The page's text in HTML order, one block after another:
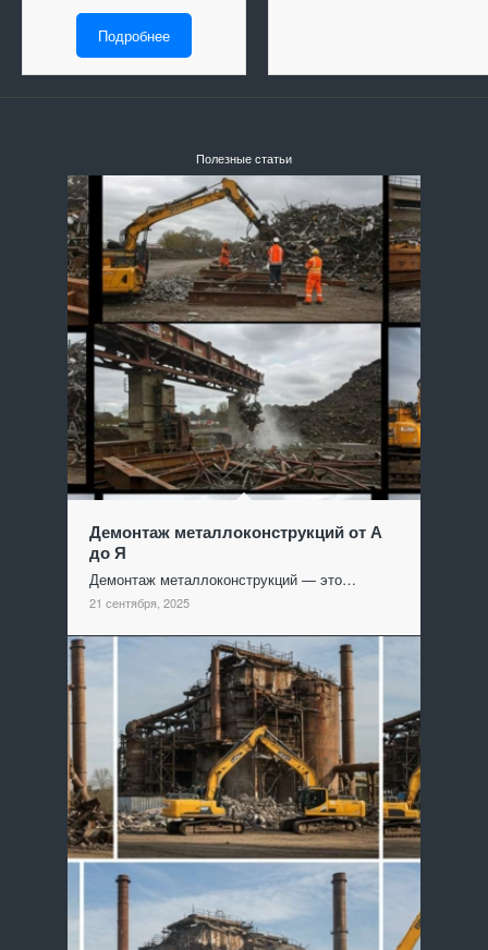
Подробнее
Полезные статьи
Демонтаж металлоконструкций от А
до Я
Демонтаж металлоконструкций — это…
21 сентября, 2025